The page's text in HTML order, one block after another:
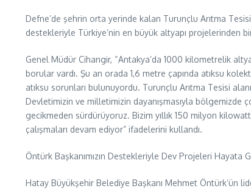
Defne’de şehrin orta yerinde kalan Turunçlu Arıtma
destekleriyle Türkiye’nin en büyük altyapı projelerinden
Genel Müdür Cihangir, “Antakya’da 1000 kilometrelik
borular vardı. Şu an orada 1,6 metre çapında atıksu
atıksu sorunları bulunuyordu. Turunçlu Arıtma Tesisi
Devletimizin ve milletimizin dayanışmasıyla bölgemizde
gecikmeden sürdürüyoruz. Bizim yıllık 150 milyon
çalışmaları devam ediyor” ifadelerini kullandı.
Öntürk Başkanımızın Destekleriyle Dev Projeleri Hayata
Hatay Büyükşehir Belediye Başkanı Mehmet Öntürk’ün